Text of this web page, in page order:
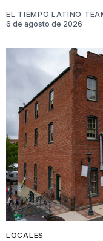
EL TIEMPO LATINO
6 de agosto de 2026
LOCALES